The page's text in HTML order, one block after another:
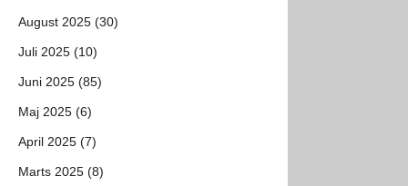
August 2025 (30)
Juli 2025 (10)
Juni 2025 (85)
Maj 2025 (6)
April 2025 (7)
Marts 2025 (8)